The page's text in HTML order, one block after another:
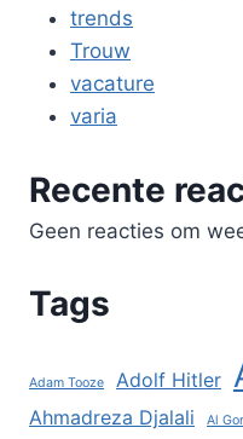
trends
Trouw
vacature
varia
Recente
Geen reacties om
Tags
Adam Tooze Adolf Hitler
Ahmadreza Djalali Al